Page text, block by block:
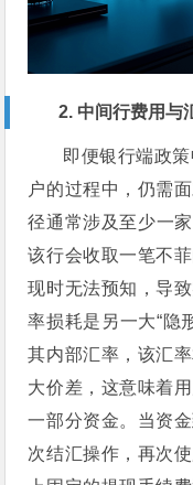
2. 中间行费用与
即便银行端政
户的过程中，仍需
径通常涉及至少一
该行会收取一笔不
现时无法预知，导
率损耗是另一大“隐
其内部汇率，该汇
大价差，这意味着
一部分资金。当资
次结汇操作，再次